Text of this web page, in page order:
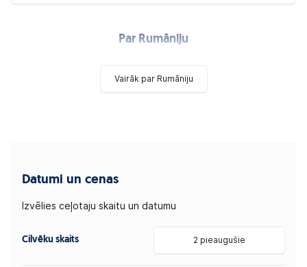
Par Rumāniju
Vairāk par Rumāniju
Datumi un cenas
Izvēlies ceļotaju skaitu un datumu
Cilvēku skaits 2 pieaugušie